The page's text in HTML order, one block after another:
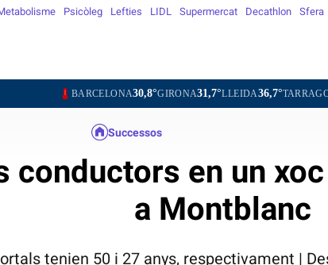
Psicòleg Lefties LIDL Supermercat Decathlon Sfera
BARCELONA30,8°GIRONA31,7°LLEIDA36,7°TARRAGONA29,8°
Successos
conductors en un
a Montblanc
tenien 50 i 27 anys, respectivament |